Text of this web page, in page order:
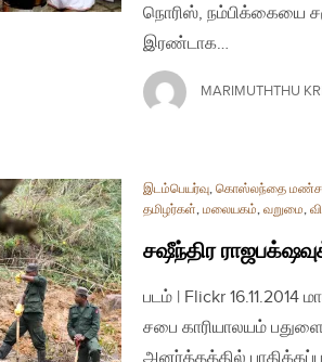
நொரிஸ், நம்பிக்கையை
இரண்டாக…
MARIMUTHTHU
இடம்பெயர்வு, கொஸ்லந்தை
தமிழர்கள், மலையகம், வறுமை,
சஷீந்திர
படம் | Flickr
சபை காரியாலயம்
அனர்த்தத்தில்